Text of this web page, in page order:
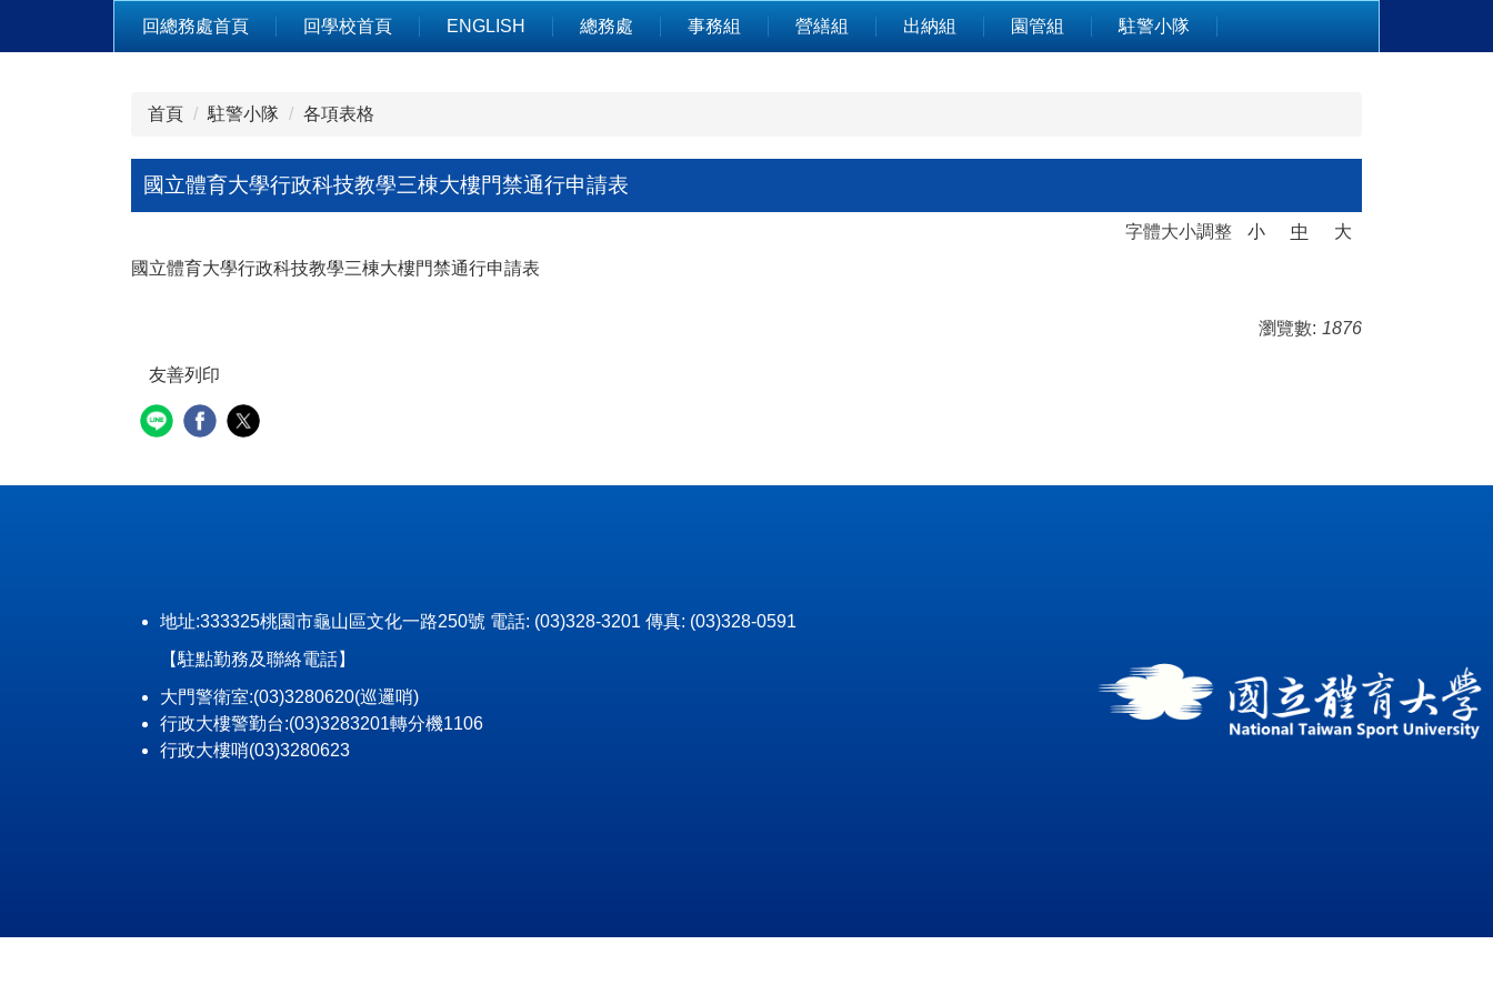
回總務處首頁 回學校首頁 ENGLISH 總務處 事務組 營繕組 出納組 園管組 駐警小隊
首頁 駐警小隊 各項表格
國立體育大學行政科技教學三棟大樓門禁通行申請表
字體大小調整 小 中
大
國立體育大學行政科技教學三棟大樓門禁通行申請表
瀏覽數: 1876
友善列印
地址:333325桃園市龜山區文化一路250號 電話: (03)328-3201 傳真: (03)328-0591
【駐點勤務及聯絡電話】
大門警衛室:(03)3280620(巡邏哨)
行政大樓警勤台:(03)3283201轉分機1106
行政大樓哨(03)3280623